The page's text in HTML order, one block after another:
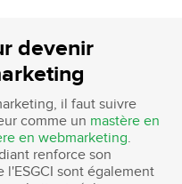
devenir
il faut suivre
comme un mastère en
en webmarketing.
renforce son
sont également